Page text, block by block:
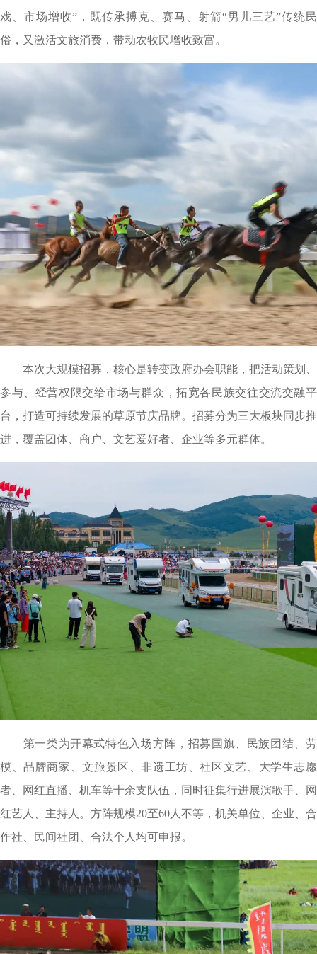
戏、市场增收”，既传承搏克、赛马、射箭“男儿三艺”传统民
俗，又激活文旅消费，带动农牧民增收致富。
本次大规模招募，核心是转变政府办会职能，把活动策划、
参与、经营权限交给市场与群众，拓宽各民族交往交流交融平
台，打造可持续发展的草原节庆品牌。招募分为三大板块同步推
进，覆盖团体、商户、文艺爱好者、企业等多元群体。
第一类为开幕式特色入场方阵，招募国旗、民族团结、劳
模、品牌商家、文旅景区、非遗工坊、社区文艺、大学生志愿
者、网红直播、机车等十余支队伍，同时征集行进展演歌手、网
红艺人、主持人。方阵规模20至60人不等，机关单位、企业、合
作社、民间社团、合法个人均可申报。